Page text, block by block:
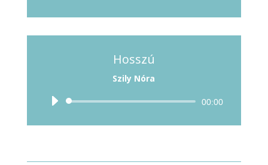
Hosszú
Szily Nóra
Audió
00:00